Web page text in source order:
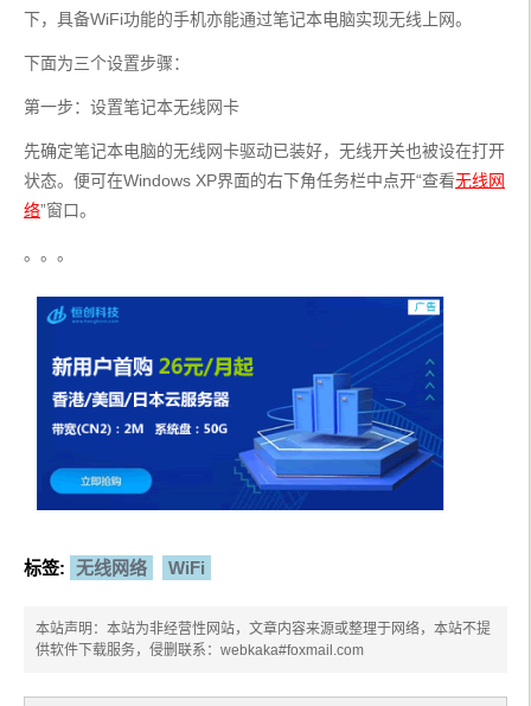
下，具备WiFi功能的手机亦能通过笔记本电脑实现无线上网。
下面为三个设置步骤：
第一步：设置笔记本无线网卡
先确定笔记本电脑的无线网卡驱动已装好，无线开关也被设在打开
状态。便可在Windows XP界面的右下角任务栏中点开“查看无线网
络”窗口。
。。。
标签: 无线网络 WiFi
本站声明：本站为非经营性网站，文章内容来源或整理于网络，本站不提
供软件下载服务，侵删联系：webkaka#foxmail.com